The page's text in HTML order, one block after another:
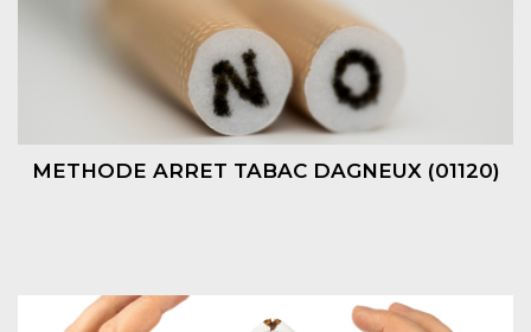
METHODE ARRET TABAC DAGNEUX (01120)